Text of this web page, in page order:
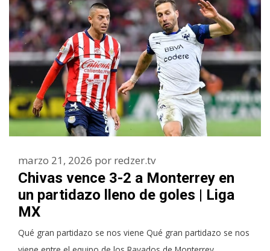
Chivas vence 3-2 a Monterrey en
un partidazo lleno de goles | Liga
MX
marzo 21, 2026 por redzer.tv
Qué gran partidazo se nos viene Qué gran partidazo se nos